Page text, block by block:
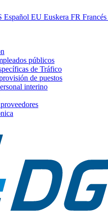
Español EU Euskera FR Francés
públicos
de Tráfico
de puestos
interino